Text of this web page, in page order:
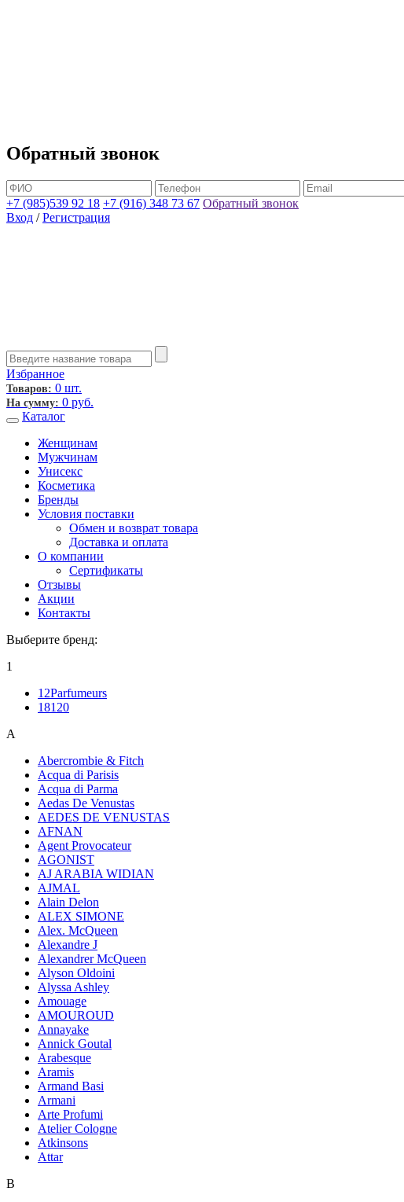
Обратный звонок
+7 (985)539 92 18 +7 (916) 348 73 67 Обратный звонок
Вход / Регистрация
Избранное
Товаров: 0 шт.
На сумму: 0 руб.
Каталог
Женщинам
Мужчинам
Унисекс
Косметика
Бренды
Условия поставки
Обмен и возврат товара
Доставка и оплата
О компании
Сертификаты
Отзывы
Акции
Контакты
Выберите бренд:
1
12Parfumeurs
18120
A
Abercrombie & Fitch
Acqua di Parisis
Acqua di Parma
Aedas De Venustas
AEDES DE VENUSTAS
AFNAN
Agent Provocateur
AGONIST
AJ ARABIA WIDIAN
AJMAL
Alain Delon
ALEX SIMONE
Alex. McQueen
Alexandre J
Alexandrer McQueen
Alyson Oldoini
Alyssa Ashley
Amouage
AMOUROUD
Annayake
Annick Goutal
Arabesque
Aramis
Armand Basi
Armani
Arte Profumi
Atelier Cologne
Atkinsons
Attar
B